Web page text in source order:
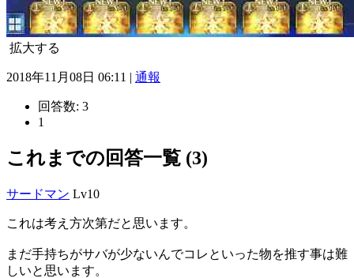
拡大する
2018年11月08日 06:11 | 通報
回答数: 3
1
これまでの回答一覧 (3)
サードマン Lv10
これは考え方次第だと思います。
まだ手持ちがサバが少ないんでコレといった物を推す事は難
しいと思います。